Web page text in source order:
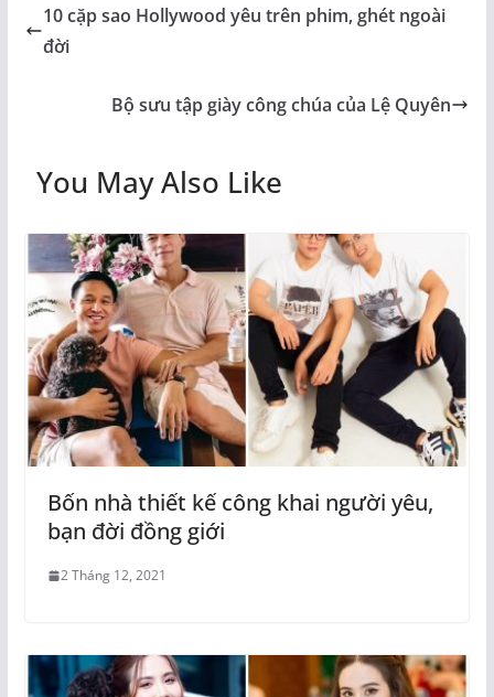
10 cặp sao Hollywood yêu trên phim, ghét ngoài
đời
Bộ sưu tập giày công chúa của Lệ Quyên
You May Also Like
Bốn nhà thiết kế công khai người yêu,
bạn đời đồng giới
2 Tháng 12, 2021